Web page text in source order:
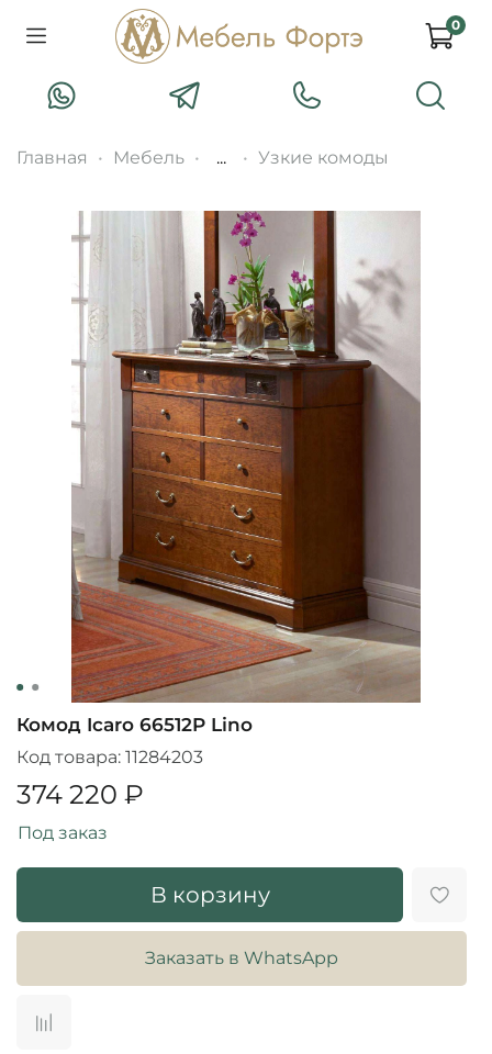
0
Главная Мебель ... Узкие комоды
Комод Icaro 66512P Lino
Код товара: 11284203
374 220 ₽
В корзину
Заказать в WhatsApp
Под заказ